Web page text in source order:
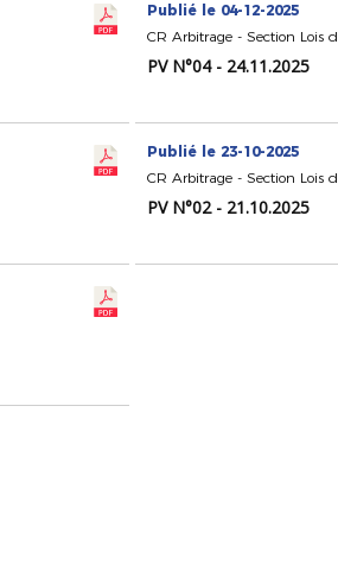
Publié le 04-12-2025
CR Arbitrage - Section Lois
PV N°04 - 24.11.2025
Publié le 23-10-2025
CR Arbitrage - Section Lois
PV N°02 - 21.10.2025